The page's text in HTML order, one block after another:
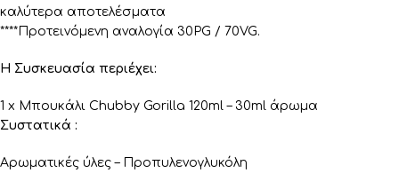
καλύτερα αποτελέσματα
****Προτεινόμενη αναλογία 30PG / 70VG.
Η Συσκευασία περιέχει:
1 x Μπουκάλι Chubby Gorilla 120ml – 30ml άρωμα
Συστατικά :
Αρωματικές ύλες – Προπυλενογλυκόλη